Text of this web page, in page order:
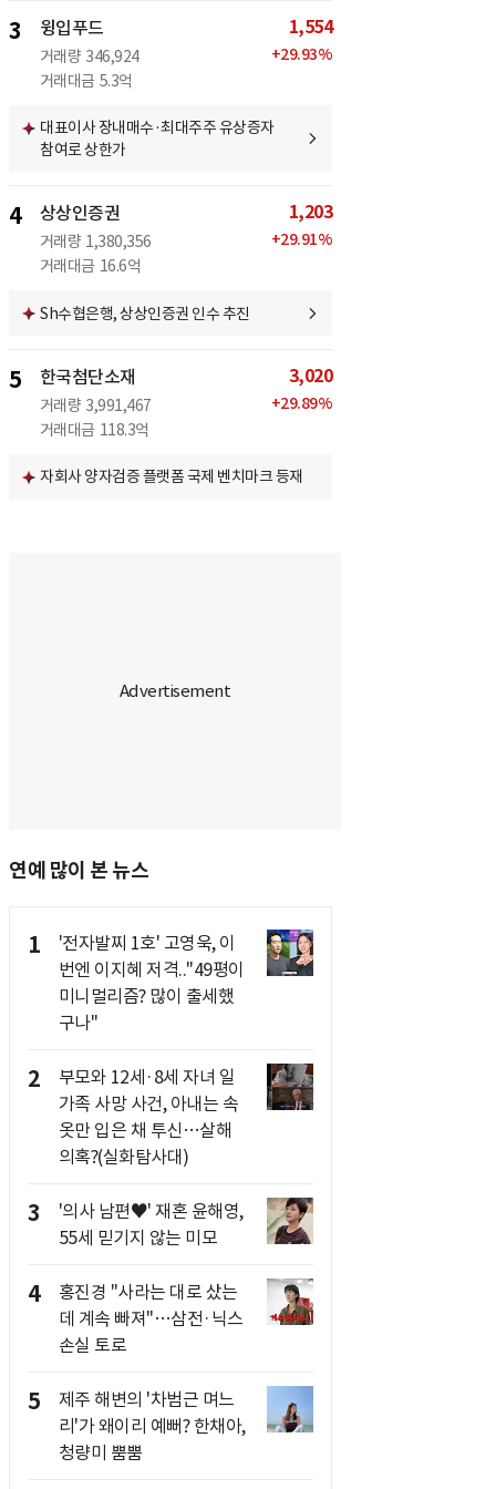
3 윙입푸드
거래량 346,924
거래대금 5.3억
1,554
+29.93%
대표이사 장내매수·최대주주 유상증자
참여로 상한가
4 상상인증권
거래량 1,380,356
거래대금 16.6억
1,203
+29.91%
Sh수협은행, 상상인증권 인수 추진
5 한국첨단소재
거래량 3,991,467
거래대금 118.3억
3,020
+29.89%
자회사 양자검증 플랫폼 국제 벤치마크 등재
연예 많이 본 뉴스
1
'전자발찌 1호' 고영욱, 이
번엔 이지혜 저격.."49평이
미니멀리즘? 많이 출세했
구나"
2
부모와 12세·8세 자녀 일
가족 사망 사건, 아내는 속
옷만 입은 채 투신…살해
의혹?(실화탐사대)
3
'의사 남편♥' 재혼 윤해영,
55세 믿기지 않는 미모
4
홍진경 "사라는 대로 샀는
데 계속 빠져"…삼전·닉스
손실 토로
5
제주 해변의 '차범근 며느
리'가 왜이리 예뻐? 한채아,
청량미 뿜뿜